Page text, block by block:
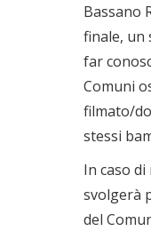
Bassano
finale,
far
Comuni
filmato/
stessi
In caso
svolgerà
del